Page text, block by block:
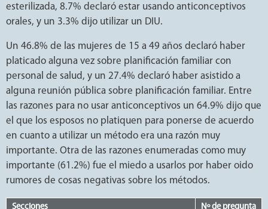
esterilizada, 8.7% declaró estar usando anticonceptivos
orales, y un 3.3% dijo utilizar un DIU.
Un 46.8% de las mujeres de 15 a 49 años declaró haber
platicado alguna vez sobre planificación familiar con
personal de salud, y un 27.4% declaró haber asistido a
alguna reunión pública sobre planificación familiar. Entre
las razones para no usar anticonceptivos un 64.9% dijo que
el que los esposos no platiquen para ponerse de acuerdo
en cuanto a utilizar un método era una razón muy
importante. Otra de las razones enumeradas como muy
importante (61.2%) fue el miedo a usarlos por haber oido
rumores de cosas negativas sobre los métodos.
Secciones Nº de pregunta